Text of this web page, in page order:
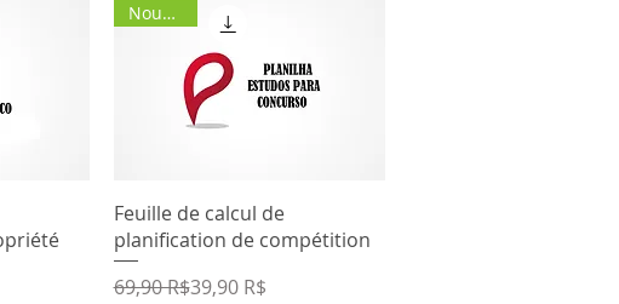
Aperçu rapide
Nouvelle
Feuille de calcul de
planification de compétition
Prix original
69,90 R$
Prix promotionnel
39,90 R$